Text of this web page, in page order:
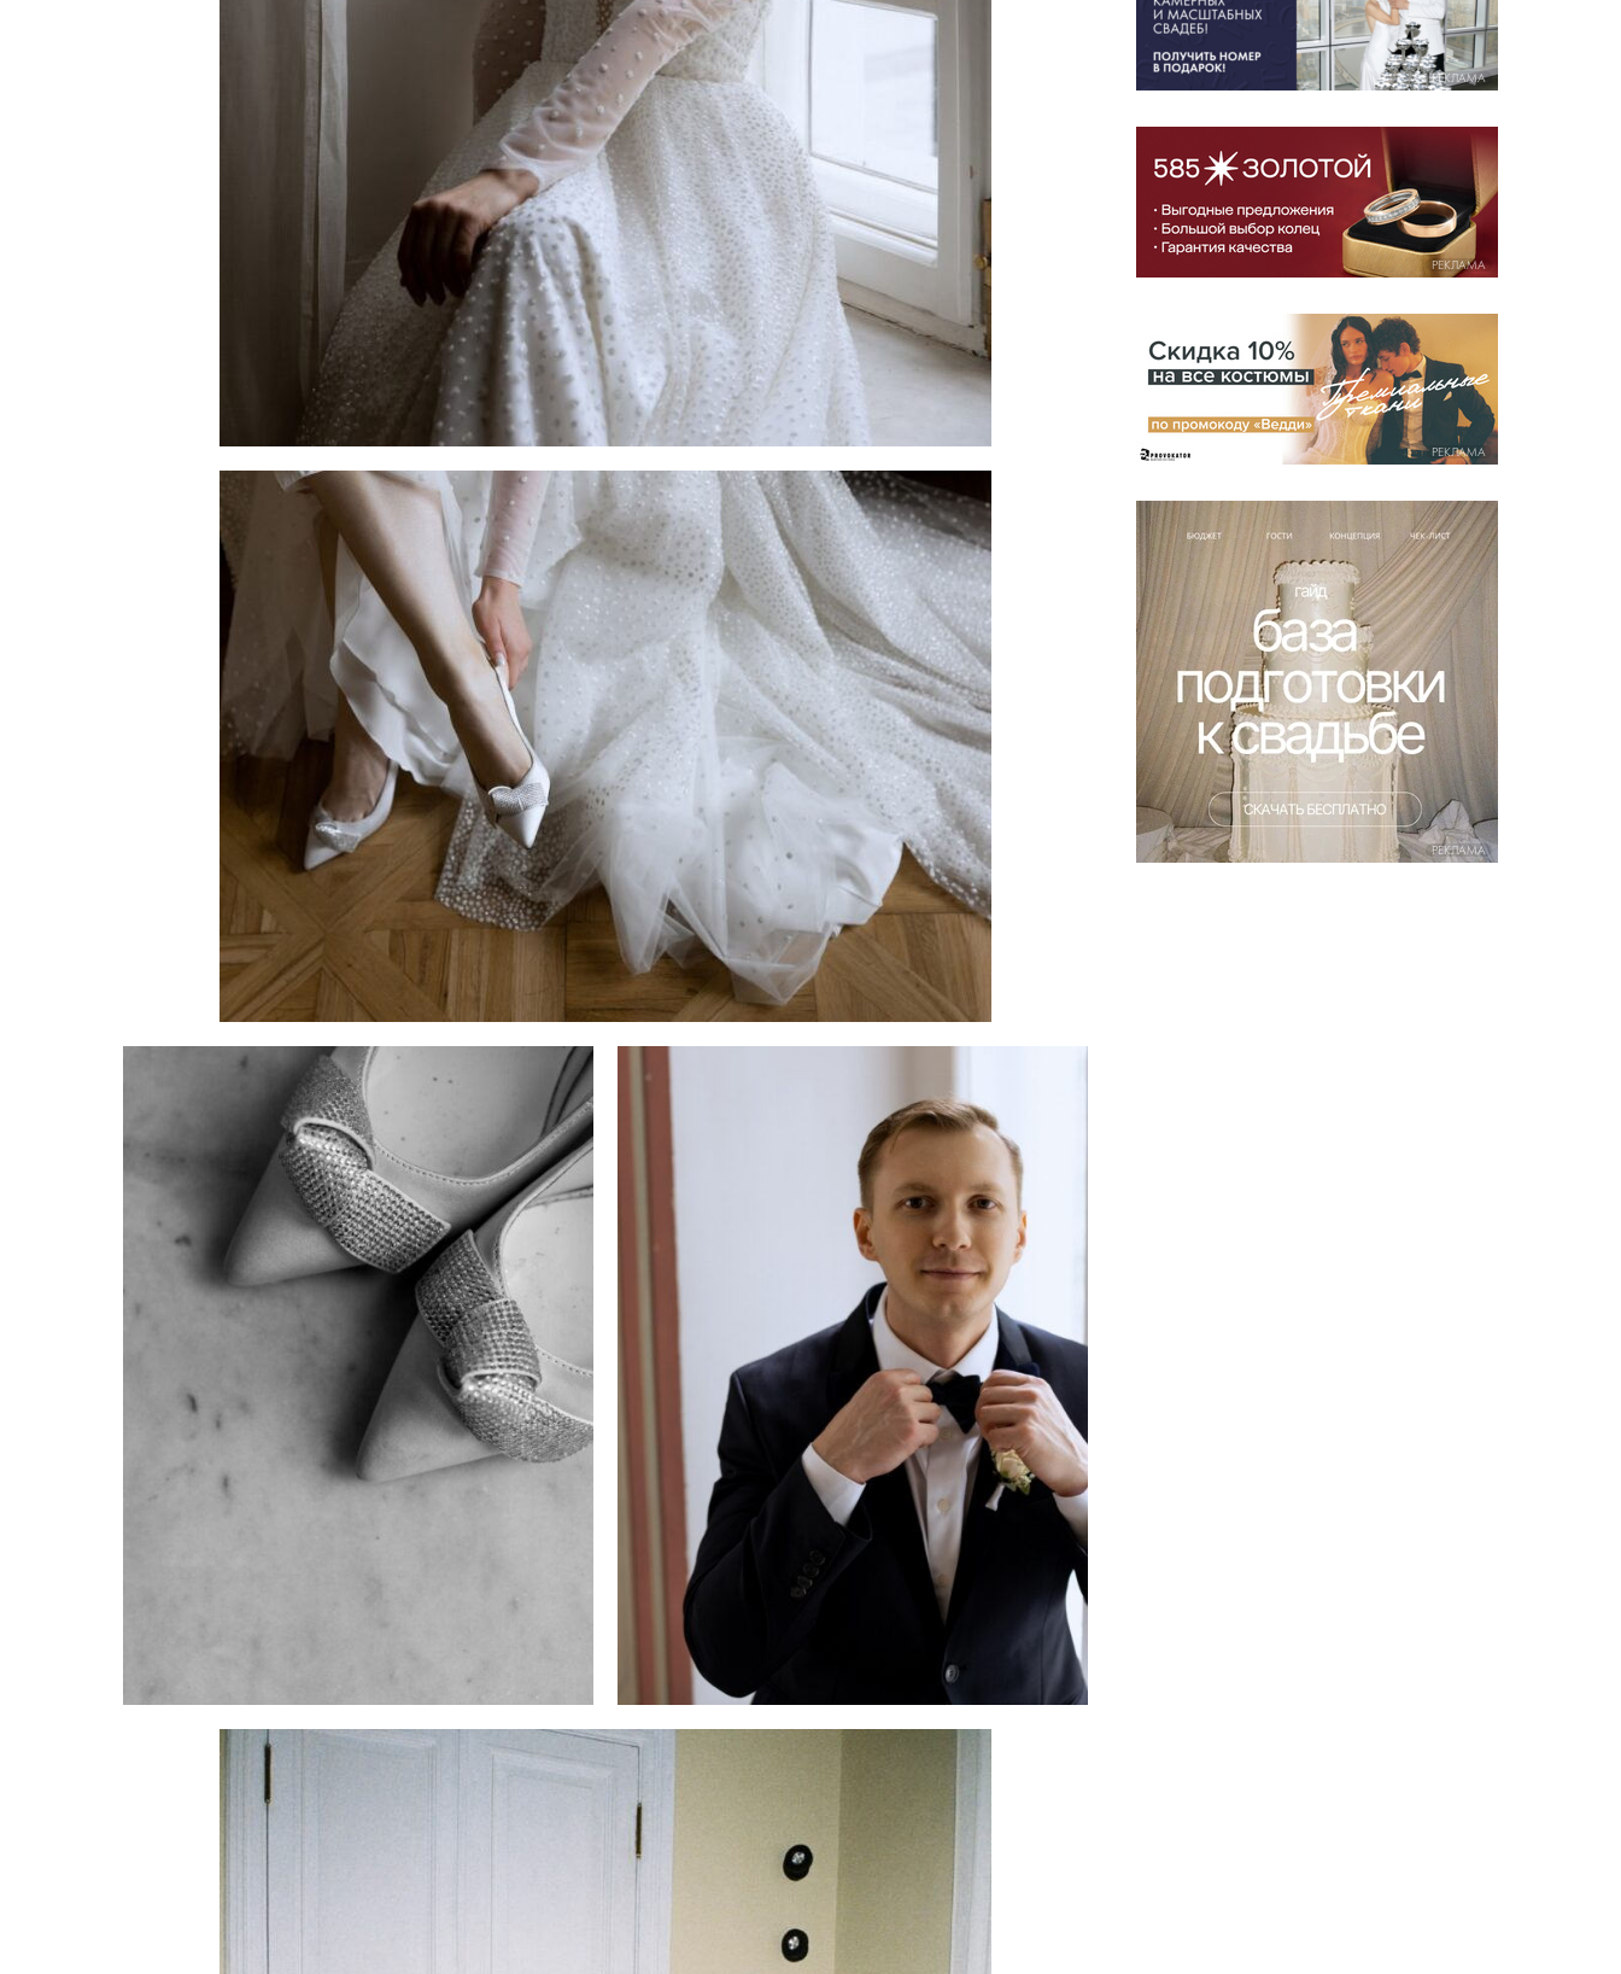
РЕКЛАМА
РЕКЛАМА
РЕКЛАМА
РЕКЛАМА